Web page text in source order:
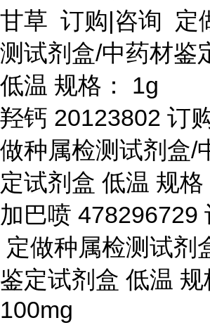
甘草 订购|咨询 定
测试剂盒/中药材鉴
低温 规格： 1g
羟钙 20123802 订
做种属检测试剂盒/
定试剂盒 低温 规
加巴喷 478296729
定做种属检测试剂
鉴定试剂盒 低温 规
100mg